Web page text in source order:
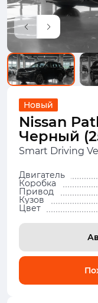
Новый
Nissan
Черный
Smart Driving
Двигатель
Коробка
Привод
Кузов
Цвет